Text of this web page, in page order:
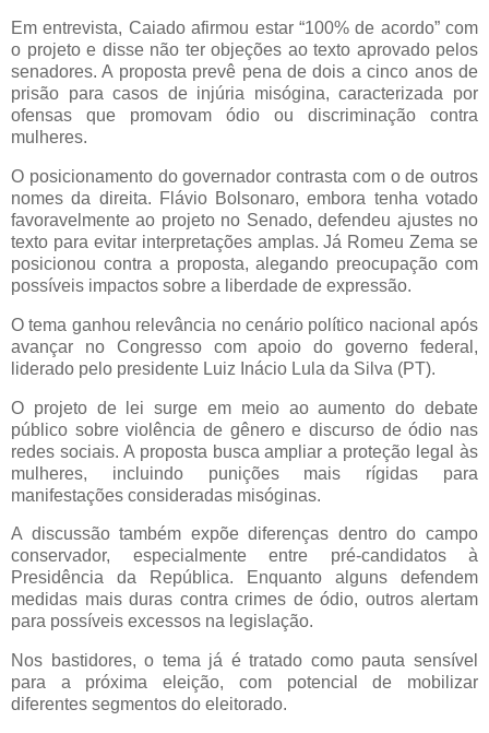
Em entrevista, Caiado afirmou estar “100% de acordo” com
o projeto e disse não ter objeções ao texto aprovado pelos
senadores. A proposta prevê pena de dois a cinco anos de
prisão para casos de injúria misógina, caracterizada por
ofensas que promovam ódio ou discriminação contra
mulheres.
O posicionamento do governador contrasta com o de outros
nomes da direita. Flávio Bolsonaro, embora tenha votado
favoravelmente ao projeto no Senado, defendeu ajustes no
texto para evitar interpretações amplas. Já Romeu Zema se
posicionou contra a proposta, alegando preocupação com
possíveis impactos sobre a liberdade de expressão.
O tema ganhou relevância no cenário político nacional após
avançar no Congresso com apoio do governo federal,
liderado pelo presidente Luiz Inácio Lula da Silva (PT).
O projeto de lei surge em meio ao aumento do debate
público sobre violência de gênero e discurso de ódio nas
redes sociais. A proposta busca ampliar a proteção legal às
mulheres, incluindo punições mais rígidas para
manifestações consideradas misóginas.
A discussão também expõe diferenças dentro do campo
conservador, especialmente entre pré-candidatos à
Presidência da República. Enquanto alguns defendem
medidas mais duras contra crimes de ódio, outros alertam
para possíveis excessos na legislação.
Nos bastidores, o tema já é tratado como pauta sensível
para a próxima eleição, com potencial de mobilizar
diferentes segmentos do eleitorado.